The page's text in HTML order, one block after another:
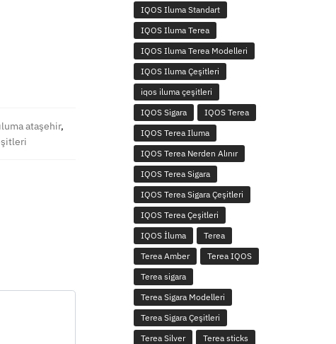
ataşehir,
IQOS Iluma Standart
IQOS Iluma Terea
IQOS Iluma Terea Modelleri
IQOS Iluma Çeşitleri
iqos iluma çeşitleri
IQOS Sigara
IQOS Terea
IQOS Terea Iluma
IQOS Terea Nerden Alınır
IQOS Terea Sigara
IQOS Terea Sigara Çeşitleri
IQOS Terea Çeşitleri
IQOS İluma
Terea
Terea Amber
Terea IQOS
Terea sigara
Terea Sigara Modelleri
Terea Sigara Çeşitleri
Terea Silver
Terea sticks